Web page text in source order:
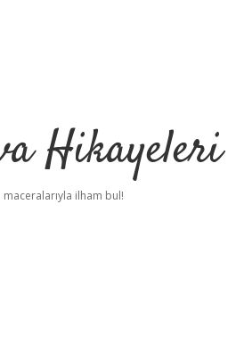
Hikayeleri
maceralarıyla ilham bul!